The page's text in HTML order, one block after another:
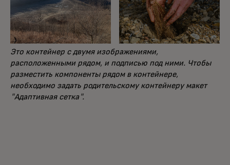
Это контейнер с двумя изображениями,
расположенными рядом, и подписью под ними. Чтобы
разместить компоненты рядом в контейнере,
необходимо задать родительскому контейнеру макет
"Адаптивная сетка".